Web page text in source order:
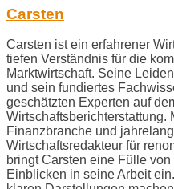
Carsten
Carsten ist ein erfahrener
tiefen Verständnis für die
Marktwirtschaft. Seine
und sein fundiertes
geschätzten Experten auf
Wirtschaftsberichterstattung.
Finanzbranche und
Wirtschaftsredakteur für
bringt Carsten eine Fülle
Einblicken in seine Arbeit